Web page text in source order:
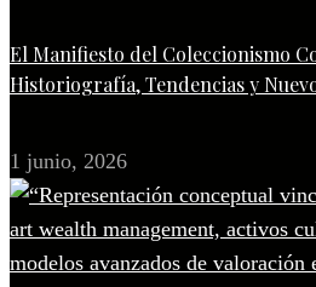
El Manifiesto del Coleccionismo
Historiografía, Tendencias y
1 junio, 2026